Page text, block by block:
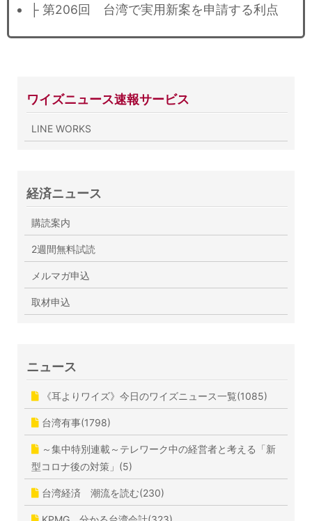
├ 第206回 台湾で実用新案を申請する利点
ワイズニュース速報サービス
LINE WORKS
経済ニュース
購読案内
2週間無料試読
メルマガ申込
取材申込
ニュース
《耳よりワイズ》今日のワイズニュース一覧(1085)
台湾有事(1798)
～集中特別連載～テレワーク中の経営者と考える「新
型コロナ後の対策」(5)
台湾経済 潮流を読む(230)